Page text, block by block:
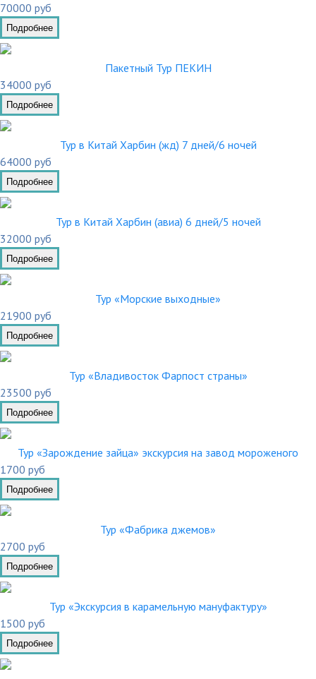
70000 руб
Подробнее
Пакетный Тур ПЕКИН
34000 руб
Подробнее
Тур в Китай Харбин (жд) 7 дней/6 ночей
64000 руб
Подробнее
Тур в Китай Харбин (авиа) 6 дней/5 ночей
32000 руб
Подробнее
Тур «Морские выходные»
21900 руб
Подробнее
Тур «Владивосток Фарпост страны»
23500 руб
Подробнее
Тур «Зарождение зайца» экскурсия на завод мороженого
1700 руб
Подробнее
Тур «Фабрика джемов»
2700 руб
Подробнее
Тур «Экскурсия в карамельную мануфактуру»
1500 руб
Подробнее